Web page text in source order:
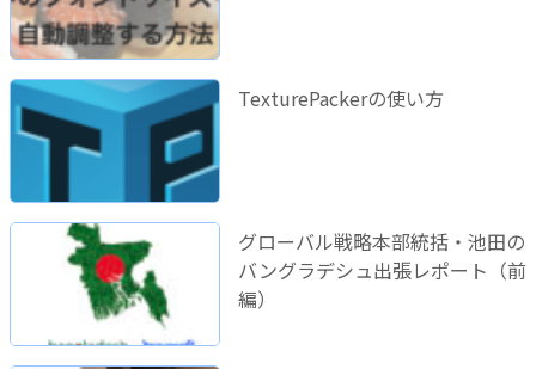
TexturePackerの使い方
グローバル戦略本部統括・池田の
バングラデシュ出張レポート（前
編）